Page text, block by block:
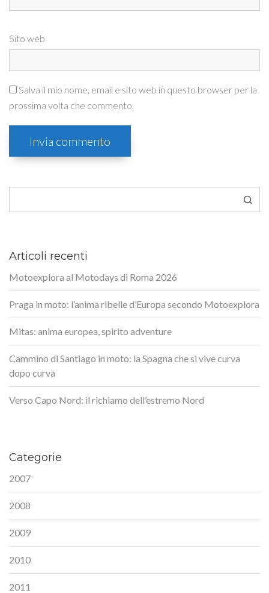
Sito web
Salva il mio nome, email e sito web in questo browser per la
prossima volta che commento.
Articoli recenti
Motoexplora al Motodays di Roma 2026
Praga in moto: l’anima ribelle d’Europa secondo Motoexplora
Mitas: anima europea, spirito adventure
Cammino di Santiago in moto: la Spagna che si vive curva
dopo curva
Verso Capo Nord: il richiamo dell’estremo Nord
Categorie
2007
2008
2009
2010
2011